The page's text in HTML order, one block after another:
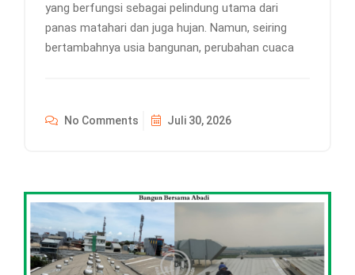
yang berfungsi sebagai pelindung utama dari
panas matahari dan juga hujan. Namun, seiring
bertambahnya usia bangunan, perubahan cuaca
No Comments Juli 30, 2026